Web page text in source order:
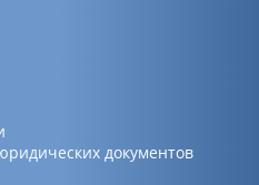
документов